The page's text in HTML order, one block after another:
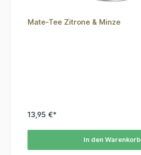
Mate-Tee Zitrone & Minze
13,95 €*
In den Warenkorb